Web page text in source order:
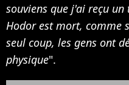
souviens que j'ai reçu
Hodor est mort, comme
seul coup, les gens ont
physique".